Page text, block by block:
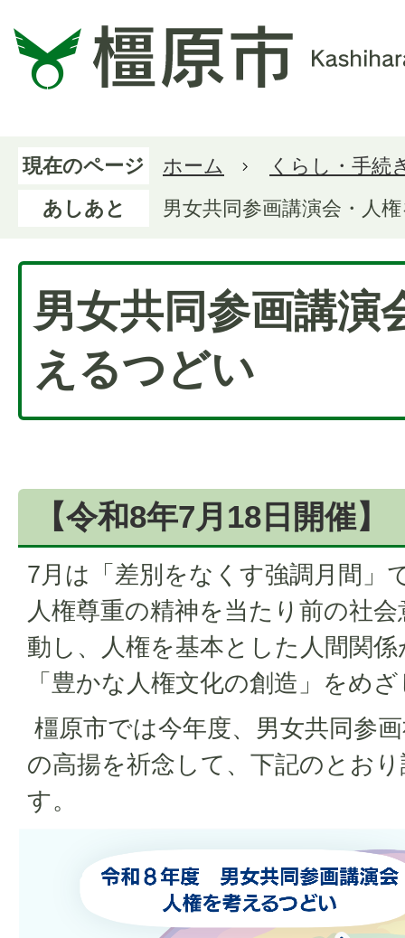
現在のページ ホーム
くらし・手続
あしあと
男女共同参画講演会・人
男女共同参画講演
えるつどい
【令和8年7月18日開催】
7月は「差別をなくす強調月間」
人権尊重の精神を当たり前の社
動し、人権を基本とした人間関
「豊かな人権文化の創造」をめ
橿原市では今年度、男女共同参
の高揚を祈念して、下記のとお
す。